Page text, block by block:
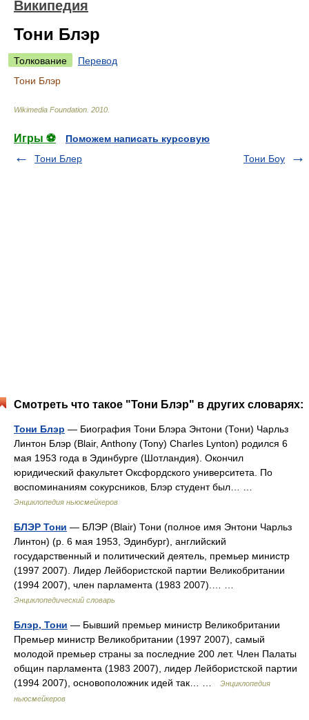
Википедия
Тони Блэр
Толкование
Перевод
Тони Блэр
Wikimedia Foundation 2010
Игры ⚽
Поможем написать курсовую
Тони Блер
Тони Боу
Смотреть что такое "Тони Блэр" в других словарях:
Тони Блэр — Биография Тони Блэра Энтони (Тони) Чарльз
Линтон Блэр (Blair, Anthony (Tony) Charles Lynton) родился 6
мая 1953 года в Эдинбурге (Шотландия). Окончил
юридический факультет Оксфордского университета. По
воспоминаниям сокурсников, Блэр студент был… …
Энциклопедия ньюсмейкеров
БЛЭР Тони — БЛЭР (Blair) Тони (полное имя Энтони Чарльз
Линтон) (р. 6 мая 1953, Эдинбург), английский
государственный и политический деятель, премьер министр
(1997 2007). Лидер Лейбористской партии Великобритании
(1994 2007), член парламента (1983 2007).… …
Энциклопедический словарь
Блэр, Тони — Бывший премьер министр Великобритании
Премьер министр Великобритании (1997 2007), самый
молодой премьер страны за последние 200 лет. Член Палаты
общин парламента (1983 2007), лидер Лейбористской партии
(1994 2007), основоположник идей так… …
Энциклопедия
ньюсмейкеров